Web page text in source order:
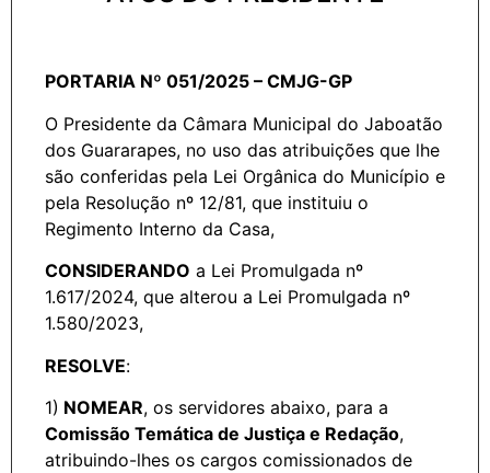
PORTARIA Nº 051/2025 – CMJG-GP
O Presidente da Câmara Municipal do Jaboatão
dos Guararapes, no uso das atribuições que lhe
são conferidas pela Lei Orgânica do Município e
pela Resolução nº 12/81, que instituiu o
Regimento Interno da Casa,
CONSIDERANDO a Lei Promulgada nº
1.617/2024, que alterou a Lei Promulgada nº
1.580/2023,
RESOLVE:
1) NOMEAR, os servidores abaixo, para a
Comissão Temática de Justiça e Redação,
atribuindo-lhes os cargos comissionados de